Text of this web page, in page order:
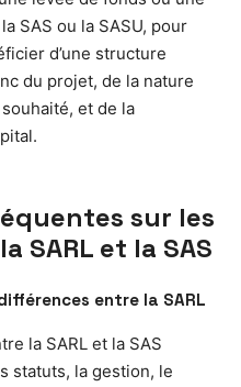
SAS ou la SASU, pour
d’une structure
du projet, de la nature
et de la
sur les
SARL et la SAS
entre la SARL
la SARL et la SAS
statuts, la gestion, le